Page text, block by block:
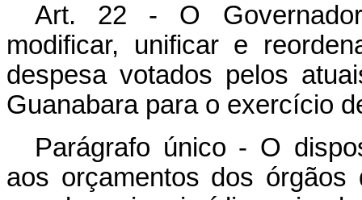
Art. 22 - O
modificar, unificar e
despesa votados pelos
Guanabara para o exercício
Parágrafo único - O
aos orçamentos dos órgãos